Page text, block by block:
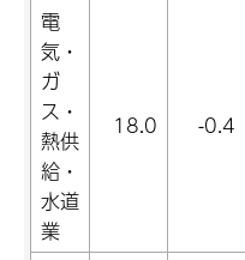
電
気・
ガ
ス・
熱供
給・
水道
業
18.0 -0.4